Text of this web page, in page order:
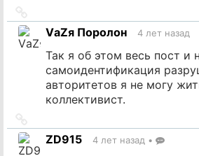
на
источник
VаZя Поролон 4 лет назад
Так я об этом весь пост и
самоидентификация
авторитетов я не могу
коллективист.
на
источник
ZD915 4 лет назад •